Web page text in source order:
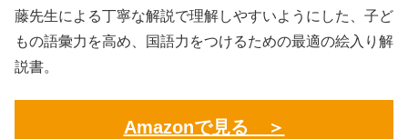
藤先生による丁寧な解説で理解しやすいようにした、子ど
もの語彙力を高め、国語力をつけるための最適の絵入り解
説書。
Amazonで見る ＞